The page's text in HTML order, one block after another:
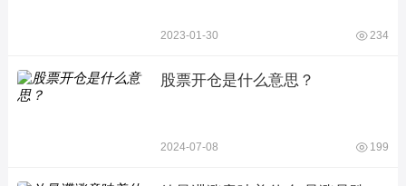
2023-01-30 234
股票开仓是什么意思？
2024-07-08 199